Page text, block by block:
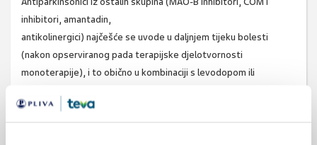
inhibitori, amantadin,
antikolinergici) najčešće se uvode u daljnjem tijeku bolesti
(nakon opserviranog pada terapijske djelotvornosti
monoterapije), i to obično u kombinaciji s levodopom ili